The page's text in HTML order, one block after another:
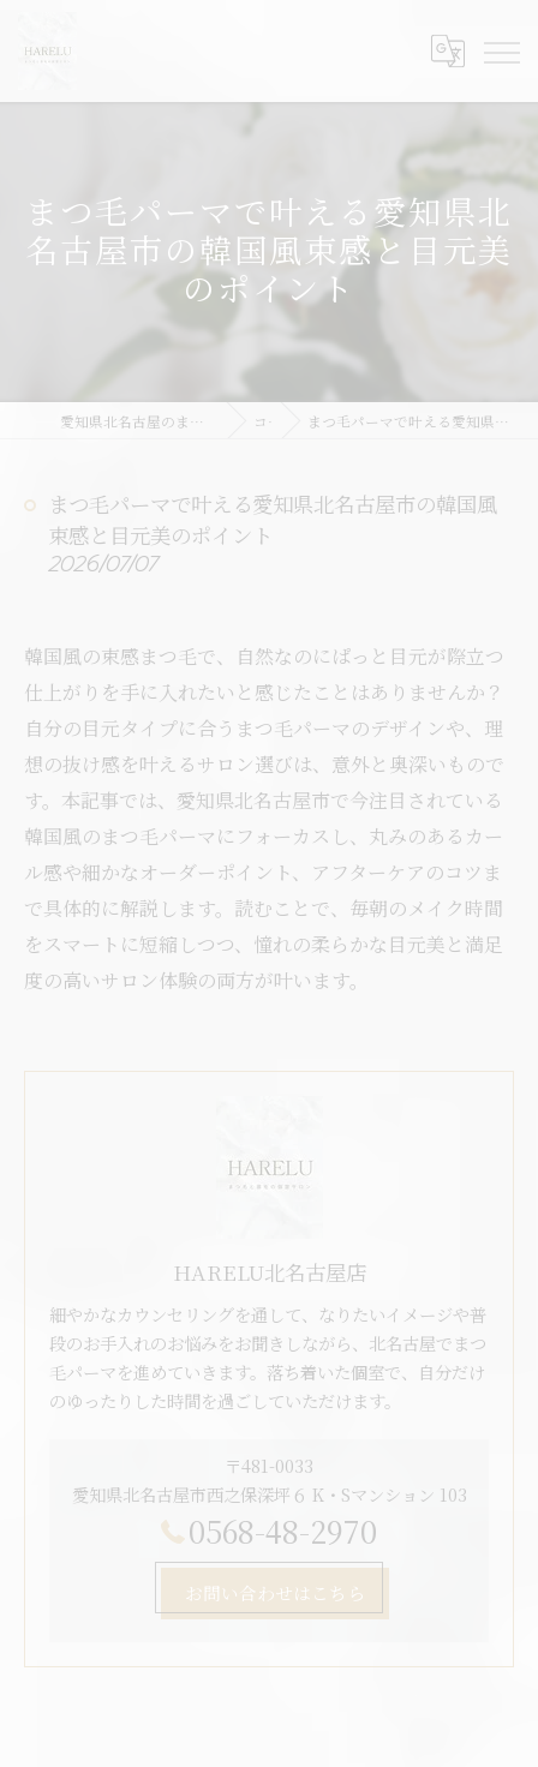
まつ毛パーマで叶える愛知県北
名古屋市の韓国風束感と目元美
のポイント
愛知県北名古屋のまつ毛パーマならHARELU北名古屋店 コラム まつ毛パーマで叶える愛知県北名古屋市の韓国風束感と目元美のポイント
まつ毛パーマで叶える愛知県北名古屋市の韓国風
束感と目元美のポイント
2026/07/07
韓国風の束感まつ毛で、自然なのにぱっと目元が際立つ
仕上がりを手に入れたいと感じたことはありませんか？
自分の目元タイプに合うまつ毛パーマのデザインや、理
想の抜け感を叶えるサロン選びは、意外と奥深いもので
す。本記事では、愛知県北名古屋市で今注目されている
韓国風のまつ毛パーマにフォーカスし、丸みのあるカー
ル感や細かなオーダーポイント、アフターケアのコツま
で具体的に解説します。読むことで、毎朝のメイク時間
をスマートに短縮しつつ、憧れの柔らかな目元美と満足
度の高いサロン体験の両方が叶います。
HARELU北名古屋店
細やかなカウンセリングを通して、なりたいイメージや普
段のお手入れのお悩みをお聞きしながら、北名古屋でまつ
毛パーマを進めていきます。落ち着いた個室で、自分だけ
のゆったりした時間を過ごしていただけます。
〒481-0033
愛知県北名古屋市西之保深坪６ K・Sマンション 103
0568-48-2970
お問い合わせはこちら